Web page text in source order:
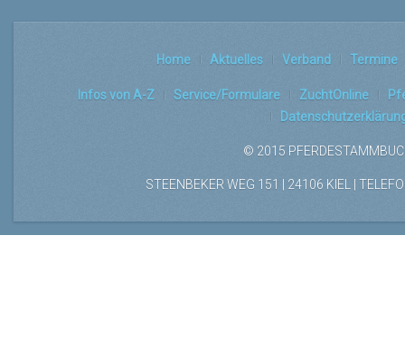
Home Aktuelles Verband Termine
Infos von A-Z Service/Formulare ZuchtOnline
© 2015
STEENBEKER WEG 151 | 24106 KIEL |